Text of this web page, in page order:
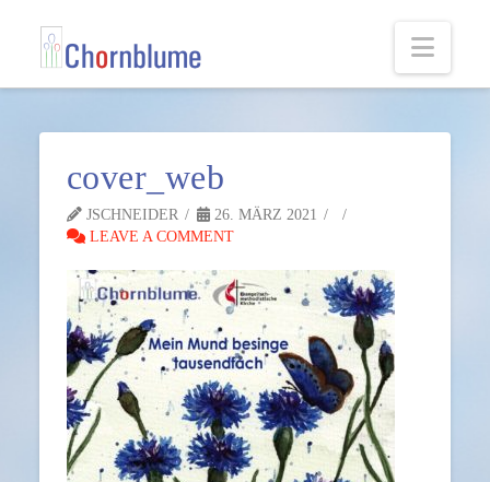
cover_web
JSCHNEIDER
26. MÄRZ 2021
LEAVE A COMMENT